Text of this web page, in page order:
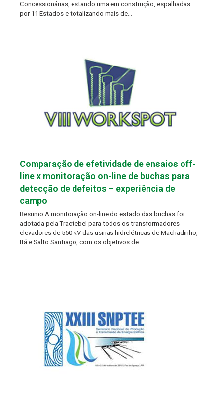
Concessionárias, estando uma em construção, espalhadas
por 11 Estados e totalizando mais de…
Comparação de efetividade de ensaios off-
line x monitoração on-line de buchas para
detecção de defeitos – experiência de
campo
Resumo A monitoração on-line do estado das buchas foi
adotada pela Tractebel para todos os transformadores
elevadores de 550 kV das usinas hidrelétricas de Machadinho,
Itá e Salto Santiago, com os objetivos de…